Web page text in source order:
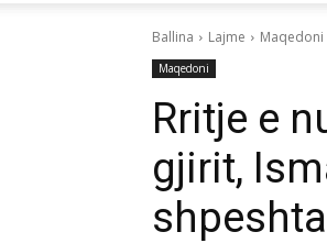
Ballina Lajme Maqedoni
Maqedoni
Rritje e
gjirit,
shpeshta